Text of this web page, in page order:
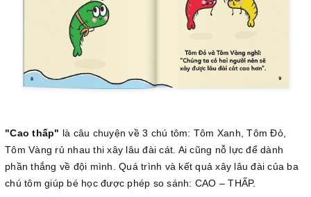
"Cao thấp" là câu chuyện về 3 chú tôm: Tôm Xanh, Tôm Đỏ,
Tôm Vàng rủ nhau thi xây lâu đài cát. Ai cũng nỗ lực để dành
phần thắng về đội mình. Quá trình và kết quả xây lâu đài của ba
chú tôm giúp bé học được phép so sánh: CAO – THẤP.